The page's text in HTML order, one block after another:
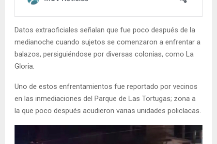
Datos extraoficiales señalan que fue poco después de la
medianoche cuando sujetos se comenzaron a enfrentar a
balazos, persiguiéndose por diversas colonias, como La
Gloria.
Uno de estos enfrentamientos fue reportado por vecinos
en las inmediaciones del Parque de Las Tortugas; zona a
la que poco después acudieron varias unidades policíacas.